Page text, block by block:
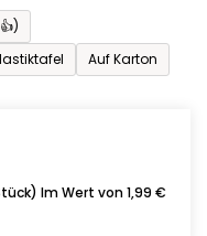
Auf Karton
Im Wert von 1,99 €